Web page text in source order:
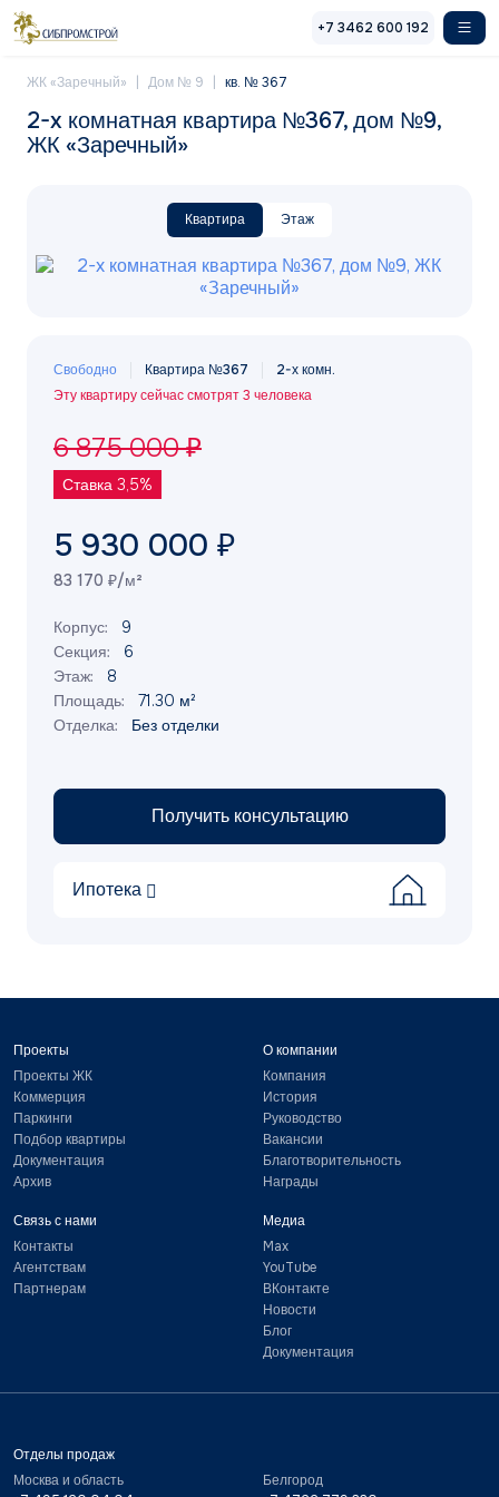
Перейти к основному содержанию
+7 3462 600 192
ЖК «Заречный» Дом № 9 кв. № 367
2-x комнатная квартира №367, дом №9,
ЖК «Заречный»
Квартира Этаж
Свободно Квартира №367
2-х комн.
Эту квартиру сейчас смотрят 3 человека
6 875 000 ₽
Ставка 3,5%
5 930 000 ₽
83 170 ₽/м²
Корпус:
9
Секция:
6
Этаж:
8
Площадь:
71.30 м²
Отделка:
Без отделки
Получить консультацию
Ипотека
Проекты
Проекты ЖК
Коммерция
Паркинги
Подбор квартиры
Документация
Архив
О компании
Компания
История
Руководство
Вакансии
Благотворительность
Награды
Связь с нами
Контакты
Агентствам
Партнерам
Медиа
Max
YouTube
ВКонтакте
Новости
Блог
Документация
Отделы продаж
Москва и область
Белгород